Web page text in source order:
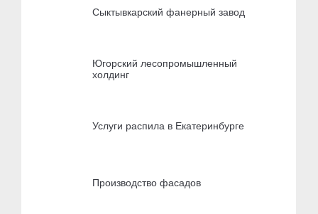
Сыктывкарский фанерный завод
Югорский лесопромышленный
холдинг
Услуги распила в Екатеринбурге
Производство фасадов